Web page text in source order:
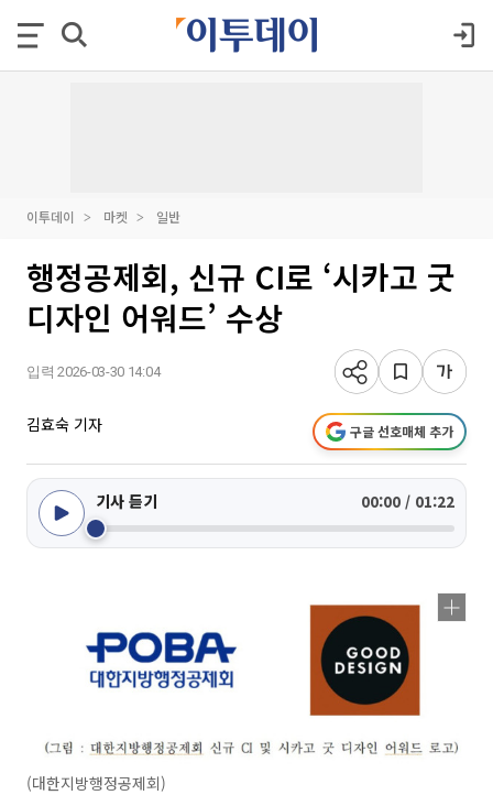
이투데이 마켓 일반
행정공제회, 신규 CI로 ‘시카고 굿
디자인 어워드’ 수상
입력 2026-03-30 14:04
김효숙 기자 구글 선호매체 추가
기사 듣기 00:00 / 01:22
(대한지방행정공제회)